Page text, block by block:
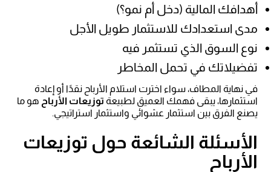
أهدافك المالية (دخل أم نمو؟)
مدى استعدادك للاستثمار طويل الأجل
نوع السوق الذي تستثمر فيه
تفضيلاتك في تحمل المخاطر
في نهاية المطاف، سواء اخترت استلام الأرباح نقدًا أو إعادة
استثمارها، يبقى فهمك العميق لطبيعة توزيعات الأرباح هو ما
يصنع الفرق بين استثمار عشوائي واستثمار استراتيجي.
الأسئلة الشائعة حول توزيعات
الأرباح